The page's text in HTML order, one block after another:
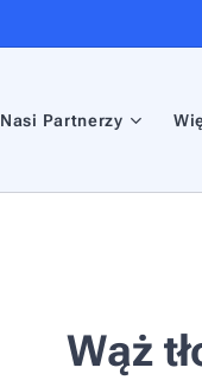
Nasi Partnerzy
Wąż